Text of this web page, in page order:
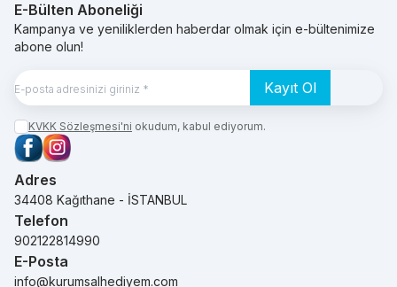
E-Bülten Aboneliği
Kampanya ve yeniliklerden haberdar olmak için e-bültenimize
abone olun!
Kayıt Ol
KVKK Sözleşmesi'ni okudum, kabul ediyorum.
Facebook
Instagram
Adres
34408 Kağıthane - İSTANBUL
Telefon
902122814990
E-Posta
info@kurumsalhediyem.com